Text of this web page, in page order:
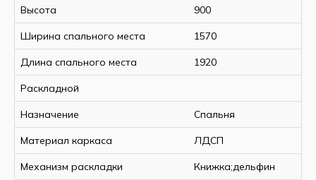
Высота 900
Ширина спального места 1570
Длина спального места 1920
Раскладной
Назначение Спальня
Материал каркаса ЛДСП
Механизм раскладки Книжка;дельфин